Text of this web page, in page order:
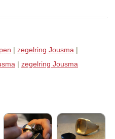
| zegelring Jousma |
| zegelring Jousma